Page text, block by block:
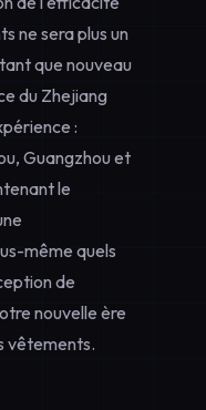
ne sera plus un
que nouveau
du Zhejiang
:
Guangzhou et
le
même quels
de
nouvelle ère
vêtements.